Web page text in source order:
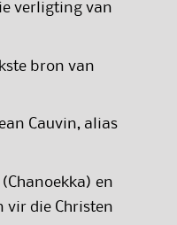
verligting van
bron van
Cauvin, alias
(Chanoekka) en
vir die Christen